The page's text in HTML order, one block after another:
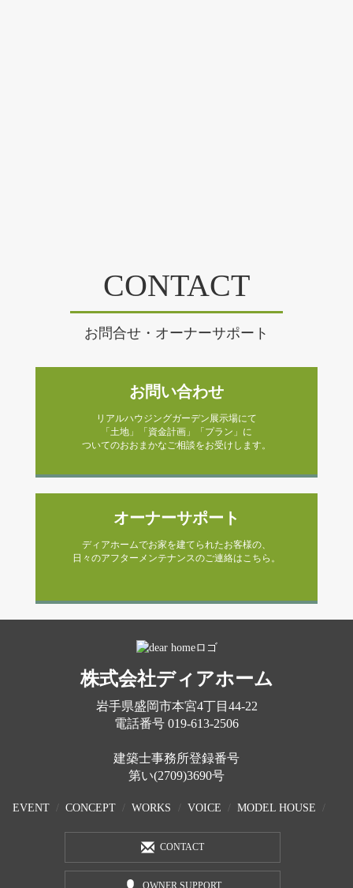
CONTACT
お問合せ・オーナーサポート
お問い合わせ
リアルハウジングガーデン展示場にて
「土地」「資金計画」「プラン」に
ついてのおおまかなご相談をお受けします。
オーナーサポート
ディアホームでお家を建てられたお客様の、
日々のアフターメンテナンスのご連絡はこちら。
株式会社ディアホーム
岩手県盛岡市本宮4丁目44-22
電話番号 019-613-2506
建築士事務所登録番号
第い(2709)3690号
EVENT CONCEPT WORKS VOICE MODEL HOUSE
CONTACT
OWNER SUPPORT